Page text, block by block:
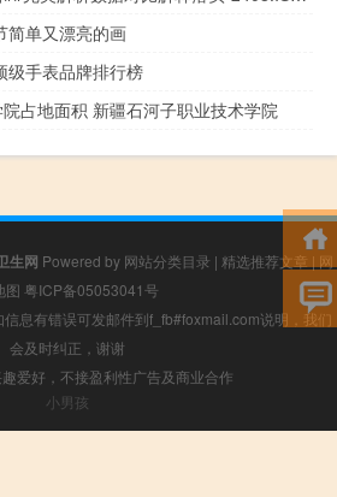
简单又漂亮的画
级手表品牌排行榜
占地面积 新疆石河子职业技术学院
生网 Powered by 网站分类目录 | 精选推荐文章 | 网
图 粤ICP备05053041号
息有错误可发邮件到f_fb#foxmail.com说明，我们
会及时纠正，谢谢
爱好，不接盈利性广告及商业合作
小男孩